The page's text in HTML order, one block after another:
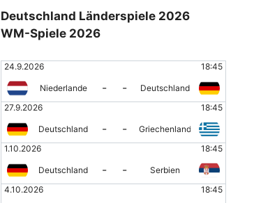
Deutschland Länderspiele 2026
WM-Spiele 2026
24.9.2026 18:45
Niederlande - -
Deutschland
27.9.2026
18:45
Deutschland - -
Griechenland
1.10.2026
18:45
Deutschland - -
Serbien
4.10.2026
18:45